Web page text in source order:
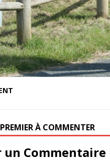
À COMMENTER
un Commentaire